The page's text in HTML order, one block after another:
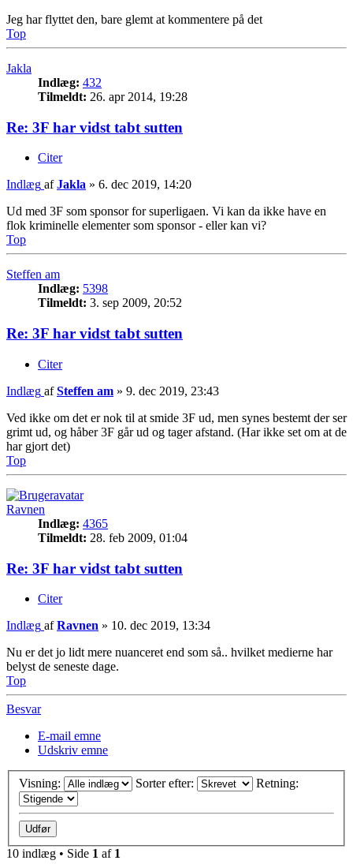
Jeg har flyttet den, bare glemt at kommentere på det
Top
Jakla
Indlæg: 432
Tilmeldt: 26. apr 2014, 19:28
Re: 3F har vidst tabt sutten
Citer
Indlæg afJakla » 6. dec 2019, 14:20
Ud med 3F som sponsor for superligaen. Vi kan da ikke have en
flok kriminelle elementer som sponsor - eller kan vi?
Top
Steffen am
Indlæg: 5398
Tilmeldt: 3. sep 2009, 20:52
Re: 3F har vidst tabt sutten
Citer
Indlæg afSteffen am » 9. dec 2019, 23:43
Ved ikke om det er nok til at smide 3F ud, men synes bestemt der ser
grimt ud, og håber 3F går ud og tager afstand. (Har ikke set om at de
har gjort det)
Top
Ravnen
Indlæg: 4365
Tilmeldt: 28. feb 2009, 01:04
Re: 3F har vidst tabt sutten
Citer
Indlæg afRavnen » 10. dec 2019, 13:34
Nu er det jo lidt mere nuanceret end som så.. hvilket medierne har
belyst de seneste dage.
Top
Besvar
E-mail emne
Udskriv emne
Visning: Sorter efter: Retning:
10 indlæg • Side 1 af 1